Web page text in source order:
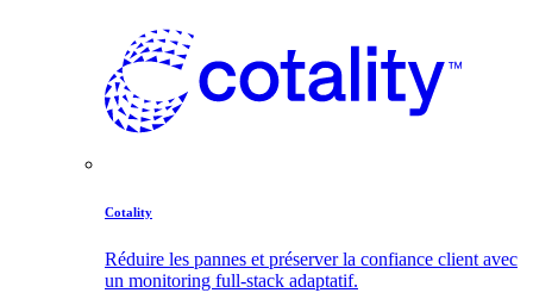
Cotality
Réduire les pannes et préserver la confiance client avec
un monitoring full-stack adaptatif.